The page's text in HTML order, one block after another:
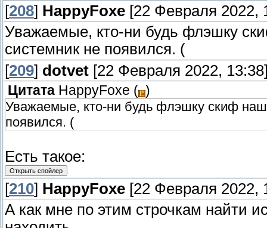
[208] HappyFoxe [22 Февраля 2022,
Уважаемые, кто-ни будь флэшку
системник не появился. (
[209] dotvet [22 Февраля 2022,
Цитата HappyFoxe ( )
Уважаемые, кто-ни будь флэшку скиф
появился. (
Есть такое:
[210] HappyFoxe [22 Февраля 2022,
А как мне по этим строчкам найти